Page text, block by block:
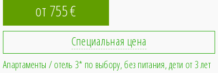
от 755€
Специальная цена
Апартаменты / отель 3* по выбору без питания дети от 3 лет